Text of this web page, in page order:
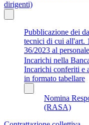
dirigenti)
Pubblicazione dei
tecnici di cui all'art.
36/2023 al
Incarichi nella
Incarichi conferiti e
in formato tabellare
Nomina
(RASA)